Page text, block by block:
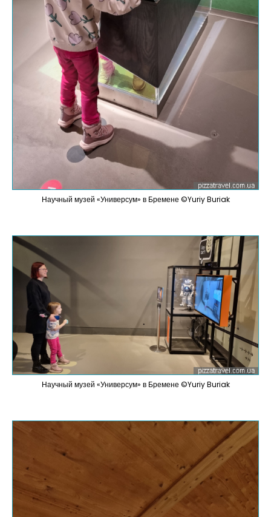
Научный музей «Универсум» в Бремене ©Yuriy Buriak
Научный музей «Универсум» в Бремене ©Yuriy Buriak